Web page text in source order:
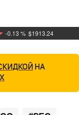
-0.13 % $1913.24
НА